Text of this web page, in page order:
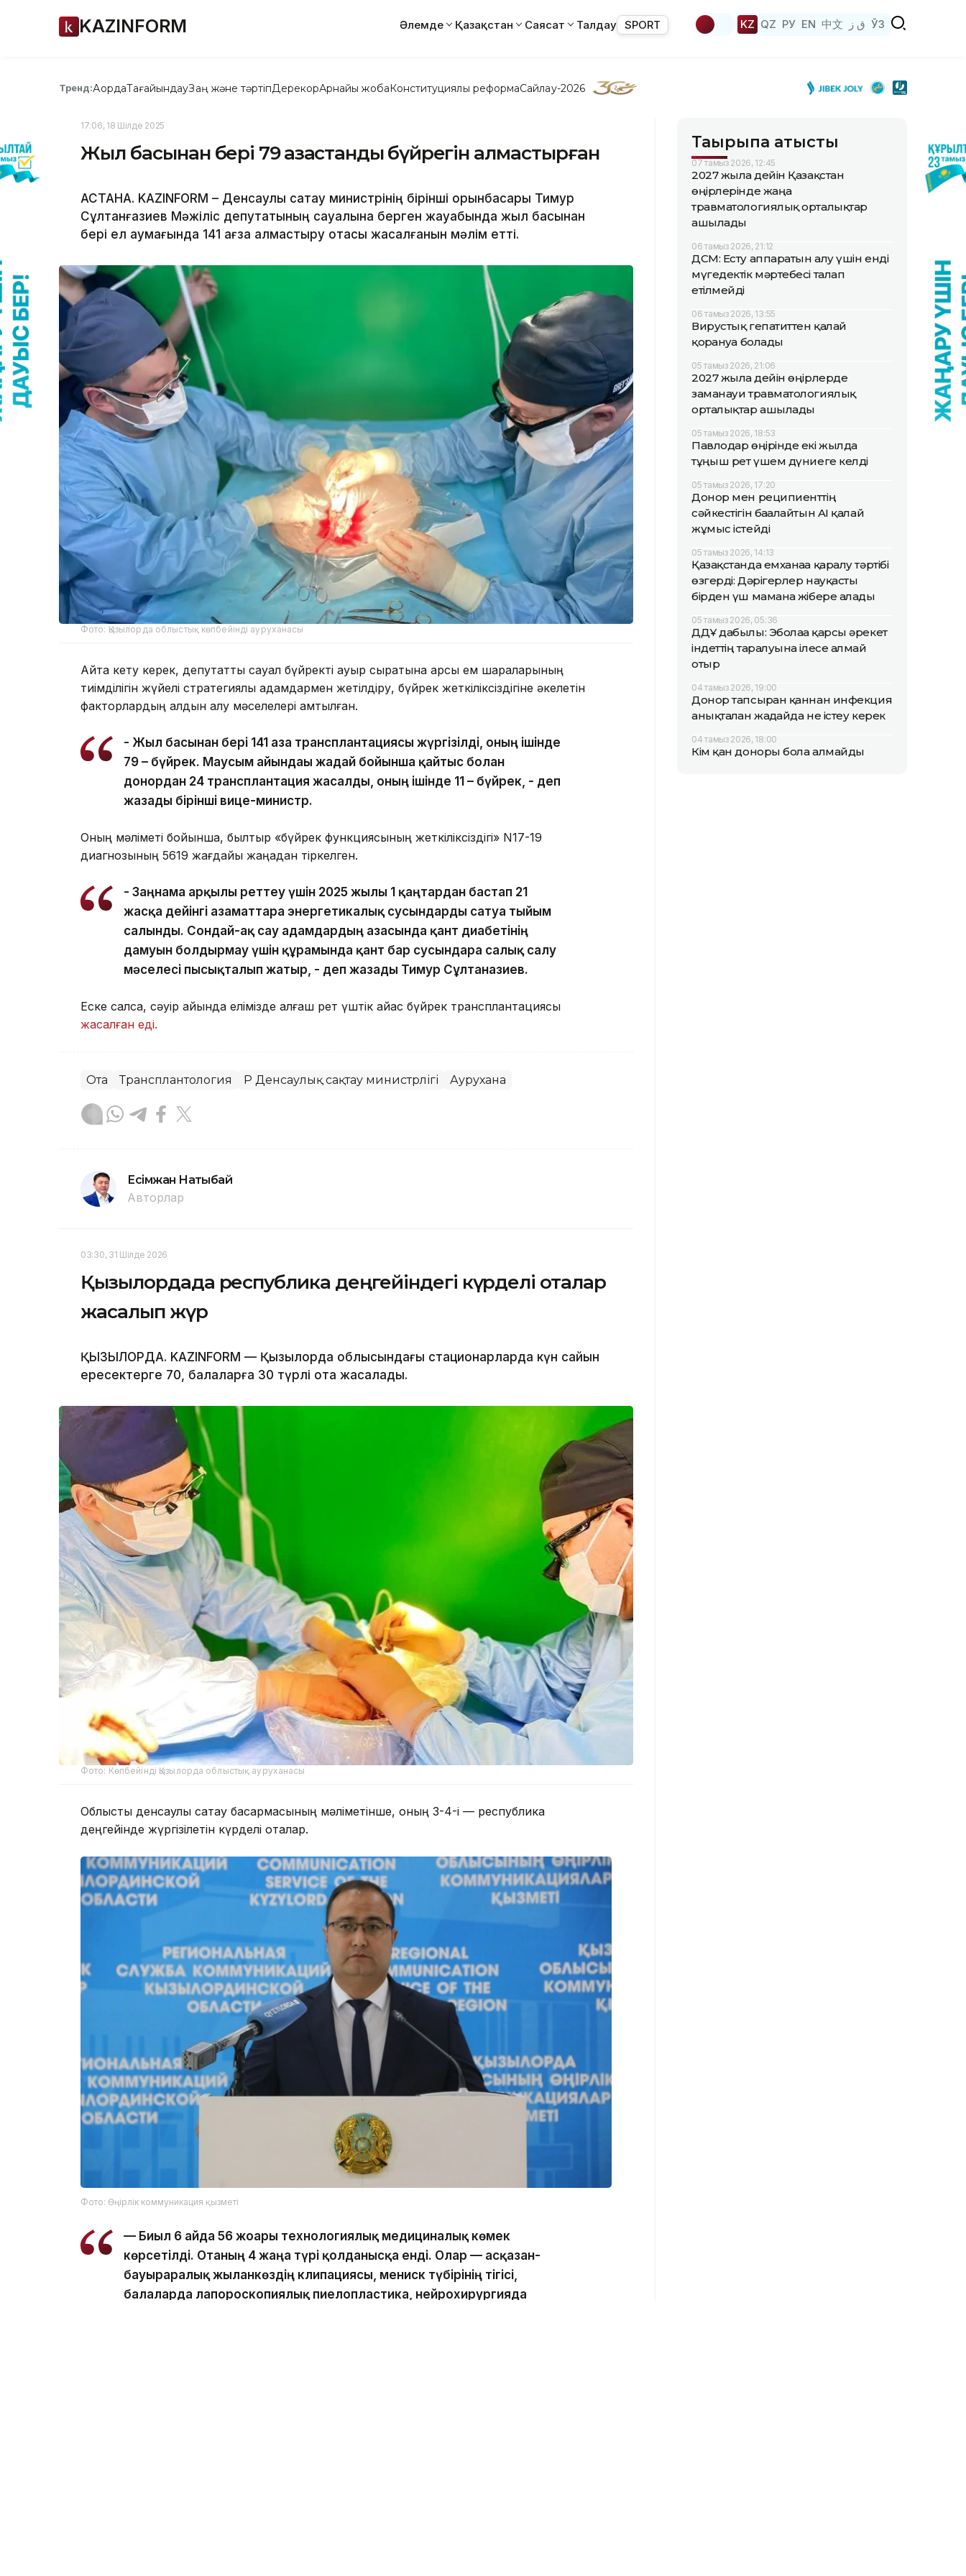
KAZINFORM Әлемде Қазақстан Саясат Талдау SPORT KZ QZ РУ EN 中文 ق ز ЎЗ
Тренд:АқордаТағайындауЗаң және тәртіпДерекқорАрнайы жобаКонституциялық реформаСайлау-2026
17:06, 18 Шілде 2025
Жыл басынан бері 79 қазақстандық бүйрегін алмастырған
АСТАНА. KAZINFORM – Денсаулық сақтау министрінің бірінші орынбасары Тимур
Сұлтанғазиев Мәжіліс депутатының сауалына берген жауабында жыл басынан
бері ел аумағында 141 ағза алмастыру отасы жасалғанын мәлім етті.
Фото: Қызылорда облыстық көпбейінді ауруханасы
Айта кету керек, депутаттық сауал бүйректі ауыр сырқатына қарсы ем шараларының
тиімділігін жүйелі стратегиялық қадамдармен жетілдіру, бүйрек жеткіліксіздігіне әкелетін
факторлардың алдын алу мәселелері қамтылған.
- Жыл басынан бері 141 ағза трансплантациясы жүргізілді, оның ішінде
79 – бүйрек. Маусым айындағы жағдай бойынша қайтыс болған
донордан 24 трансплантация жасалды, оның ішінде 11 – бүйрек, - деп
жазады бірінші вице-министр.
Оның мәліметі бойынша, былтыр «бүйрек функциясының жеткіліксіздігі» N17-19
диагнозының 5619 жағдайы жаңадан тіркелген.
- Заңнама арқылы реттеу үшін 2025 жылғы 1 қаңтардан бастап 21
жасқа дейінгі азаматтарға энергетикалық сусындарды сатуға тыйым
салынды. Сондай-ақ сау адамдардың ағзасында қант диабетінің
дамуын болдырмау үшін құрамында қант бар сусындарға салық салу
мәселесі пысықталып жатыр, - деп жазады Тимур Сұлтанғазиев.
Еске салсақ, сәуір айында елімізде алғаш рет үштік айқас бүйрек трансплантациясы
жасалған еді.
Ота Трансплантология ҚР Денсаулық сақтау министрлігі Аурухана
Есімжан Нақтыбай
Авторлар
03:30, 31 Шілде 2026
Қызылордада республика деңгейіндегі күрделі оталар
жасалып жүр
ҚЫЗЫЛОРДА. KAZINFORM — Қызылорда облысындағы стационарларда күн сайын
ересектерге 70, балаларға 30 түрлі ота жасалады.
Фото: Көпбейінді Қызылорда облыстық ауруханасы
Облыстық денсаулық сақтау басқармасының мәліметінше, оның 3-4-і — республика
деңгейінде жүргізілетін күрделі оталар.
Фото: Өңірлік коммуникация қызметі
— Биыл 6 айда 56 жоғары технологиялық медициналық көмек
көрсетілді. Отаның 4 жаңа түрі қолданысқа енді. Олар — асқазан-
бауыраралық жыланкөздің клипациясы, мениск түбірінің тігісі,
балаларда лапороскопиялық пиелопластика, нейрохирургияда
Тақырыпқа қатысты
07 тамыз 2026, 12:45
2027 жылға дейін Қазақстан
өңірлерінде жаңа
травматологиялық орталықтар
ашылады
06 тамыз 2026, 21:12
ДСМ: Есту аппаратын алу үшін енді
мүгедектік мәртебесі талап
етілмейді
06 тамыз 2026, 13:55
Вирустық гепатиттен қалай
қорғануға болады
05 тамыз 2026, 21:06
2027 жылға дейін өңірлерде
заманауи травматологиялық
орталықтар ашылады
05 тамыз 2026, 18:53
Павлодар өңірінде екі жылда
тұңғыш рет үшем дүниеге келді
05 тамыз 2026, 17:20
Донор мен реципиенттің
сәйкестігін бағалайтын AI қалай
жұмыс істейді
05 тамыз 2026, 14:13
Қазақстанда емханаға қаралу тәртібі
өзгерді: Дәрігерлер науқасты
бірден үш маманға жібере алады
05 тамыз 2026, 05:36
ДДҰ дабылы: Эболаға қарсы әрекет
індеттің таралуына ілесе алмай
отыр
04 тамыз 2026, 19:00
Донор тапсырған қаннан инфекция
анықталған жағдайда не істеу керек
04 тамыз 2026, 18:00
Кім қан доноры бола алмайды